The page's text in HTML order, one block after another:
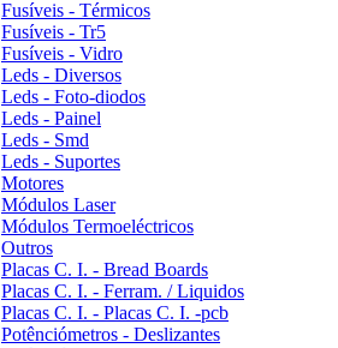
Fusíveis - Térmicos
Fusíveis - Tr5
Fusíveis - Vidro
Leds - Diversos
Leds - Foto-diodos
Leds - Painel
Leds - Smd
Leds - Suportes
Motores
Módulos Laser
Módulos Termoeléctricos
Outros
Placas C. I. - Bread Boards
Placas C. I. - Ferram. / Liquidos
Placas C. I. - Placas C. I. -pcb
Potênciómetros - Deslizantes